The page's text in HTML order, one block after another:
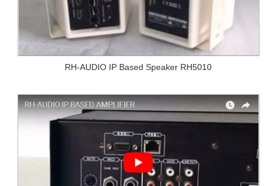
RH-AUDIO IP Based Speaker RH5010